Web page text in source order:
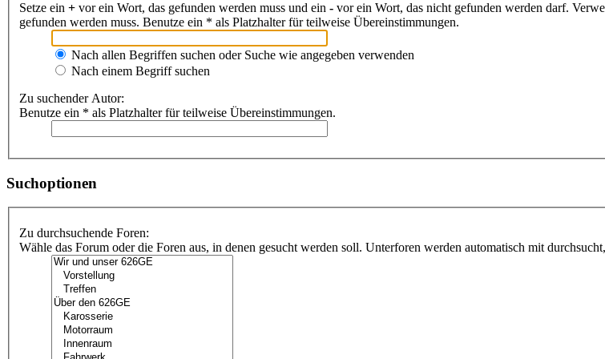
Setze ein + vor ein Wort, das gefunden werden muss und ein - vor ein Wort, das nicht gefunden werden darf.
gefunden werden muss. Benutze ein * als Platzhalter für teilweise Übereinstimmungen.
Nach allen Begriffen suchen oder Suche wie angegeben verwenden
Nach einem Begriff suchen
Zu suchender Autor:
Benutze ein * als Platzhalter für teilweise Übereinstimmungen.
Suchoptionen
Zu durchsuchende Foren:
Wähle das Forum oder die Foren aus, in denen gesucht werden soll. Unterforen werden automatisch mit